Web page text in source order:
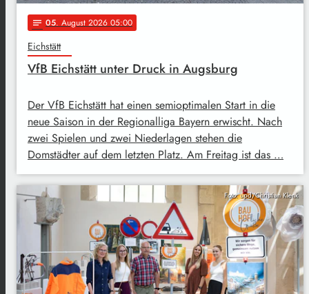
notes 05. August 2026 05:00
Eichstätt
VfB Eichstätt unter Druck in Augsburg
Der VfB Eichstätt hat einen semioptimalen Start in die
neue Saison in der Regionalliga Bayern erwischt. Nach
zwei Spielen und zwei Niederlagen stehen die
Domstädter auf dem letzten Platz. Am Freitag ist das …
Foto: upd/Christian Klenk